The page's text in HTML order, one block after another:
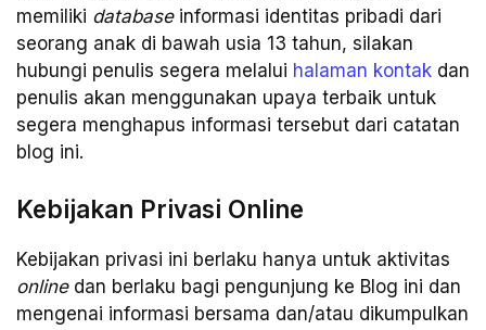
memiliki databaseinformasi identitas pribadi dari
seorang anak di bawah usia 13 tahun, silakan
hubungi penulis segera melalui halaman kontak dan
penulis akan menggunakan upaya terbaik untuk
segera menghapus informasi tersebut dari catatan
blog ini.
Kebijakan Privasi Online
Kebijakan privasi ini berlaku hanya untuk aktivitas
onlinedan berlaku bagi pengunjung ke Blog ini dan
mengenai informasi bersama dan/atau dikumpulkan